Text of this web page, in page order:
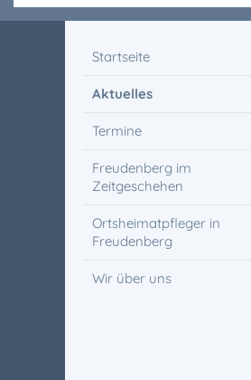
Startseite
Aktuelles
Termine
Freudenberg im
Zeitgeschehen
Ortsheimatpfleger in
Freudenberg
Wir über uns